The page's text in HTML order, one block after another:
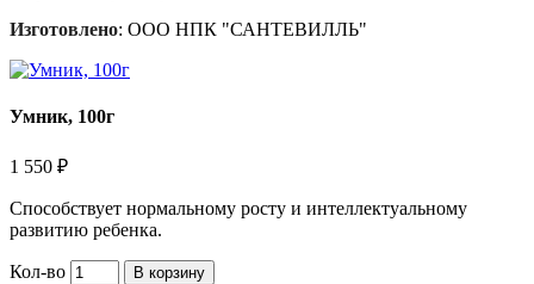
Изготовлено: ООО НПК "САНТЕВИЛЛЬ"
Умник, 100г
1 550 ₽
Способствует нормальному росту и интеллектуальному
развитию ребенка.
Кол-во В корзину